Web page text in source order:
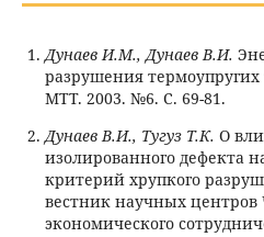
Дунаев И.М., Дунаев В.И.
разрушения
МТТ. 2003. №6. С. 69-81.
Дунаев В.И., Тугуз Т.К. О
изолированного дефекта
критерий хрупкого
вестник научных центров
экономического